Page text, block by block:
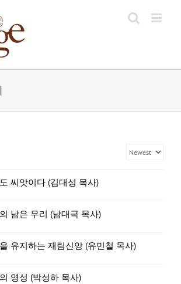
씨앗이다 (김대성 목사)
남은 무리 (남대극 목사)
유지하는 재림신앙 (유민철 목사)
영성 (박성하 목사)